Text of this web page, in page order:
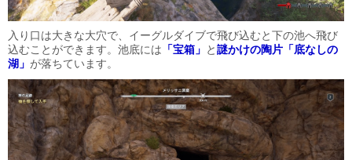
入り口は大きな大穴で、イーグルダイブで飛び込むと下の池へ飛び
込むことができます。池底には 「宝箱」 と 謎かけの陶片「底なしの
湖」 が落ちています。